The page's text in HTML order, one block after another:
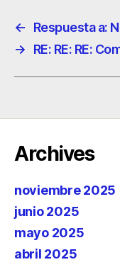
←
Respuesta a:
→
RE: RE: RE:
Archives
noviembre 2025
junio 2025
mayo 2025
abril 2025